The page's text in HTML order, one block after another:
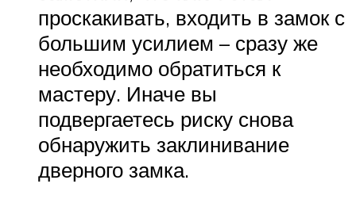
проскакивать, входить в замок с
большим усилием – сразу же
необходимо обратиться к
мастеру. Иначе вы
подвергаетесь риску снова
обнаружить заклинивание
дверного замка.